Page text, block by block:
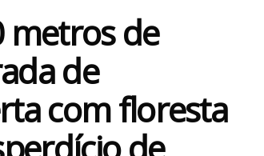
metros de
de
com floresta